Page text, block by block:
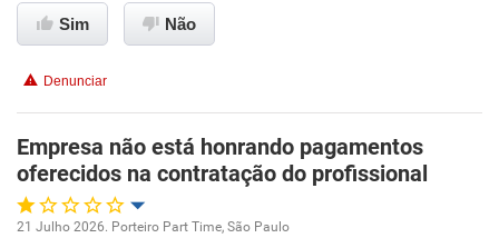
Conciliação com a vida familiar
Recomenda a diretoria
Sim Não
Denunciar
Empresa não está honrando pagamentos
oferecidos na contratação do profissional
21 Julho 2026. Porteiro Part Time, São Paulo